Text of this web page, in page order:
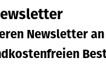
des Armbands.
alle Fäden zu einer
Newsletter